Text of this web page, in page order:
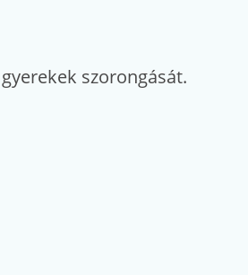
szorongását.